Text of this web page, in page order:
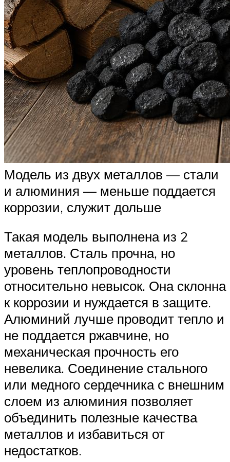
Модель из двух металлов — стали
и алюминия — меньше поддается
коррозии, служит дольше
Такая модель выполнена из 2
металлов. Сталь прочна, но
уровень теплопроводности
относительно невысок. Она склонна
к коррозии и нуждается в защите.
Алюминий лучше проводит тепло и
не поддается ржавчине, но
механическая прочность его
невелика. Соединение стального
или медного сердечника с внешним
слоем из алюминия позволяет
объединить полезные качества
металлов и избавиться от
недостатков.